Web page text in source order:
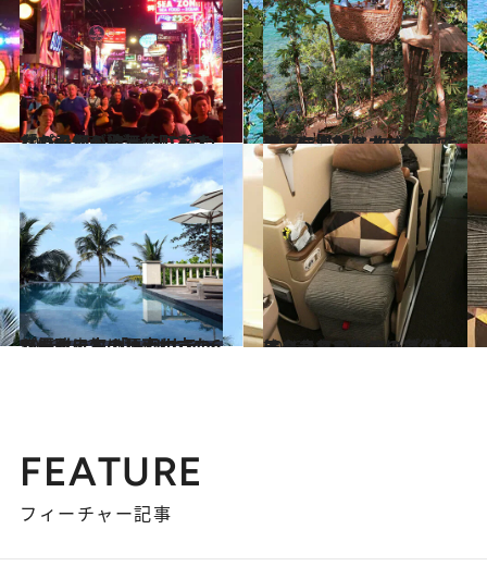
2018.1.27
「パタヤの歌舞伎町」で女の子から ゲームに誘われたら何が待っている？
旅＆お出かけ 2017.8.12
樹上に浮かぶカゴの中で美食を堪能？ タイの極上リゾート「ソネバキリ」
旅＆お出かけ
2016.12.27
プーケットの頂点に立つ6ツ星ホテル 「トリサラ」が優雅に生まれ変わった
旅＆お出かけ 2016.1.11
エコノミーなのにビジネスクラスへ!? アップグレードされるための条件とは？
旅＆お出かけ
FEATURE
フィーチャー記事